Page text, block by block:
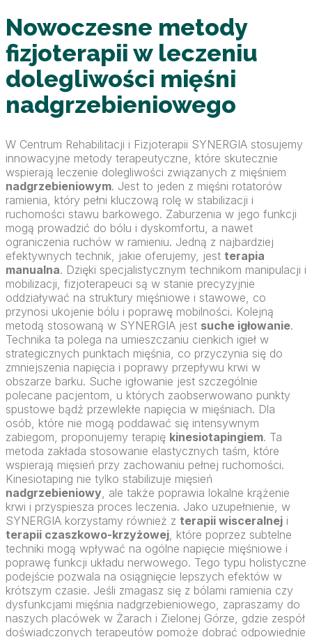
Nowoczesne metody
fizjoterapii w leczeniu
dolegliwości mięśni
nadgrzebieniowego
W Centrum Rehabilitacji i Fizjoterapii SYNERGIA stosujemy
innowacyjne metody terapeutyczne, które skutecznie
wspierają leczenie dolegliwości związanych z mięśniem
nadgrzebieniowym. Jest to jeden z mięśni rotatorów
ramienia, który pełni kluczową rolę w stabilizacji i
ruchomości stawu barkowego. Zaburzenia w jego funkcji
mogą prowadzić do bólu i dyskomfortu, a nawet
ograniczenia ruchów w ramieniu. Jedną z najbardziej
efektywnych technik, jakie oferujemy, jest terapia
manualna. Dzięki specjalistycznym technikom manipulacji i
mobilizacji, fizjoterapeuci są w stanie precyzyjnie
oddziaływać na struktury mięśniowe i stawowe, co
przynosi ukojenie bólu i poprawę mobilności. Kolejną
metodą stosowaną w SYNERGIA jest suche igłowanie.
Technika ta polega na umieszczaniu cienkich igieł w
strategicznych punktach mięśnia, co przyczynia się do
zmniejszenia napięcia i poprawy przepływu krwi w
obszarze barku. Suche igłowanie jest szczególnie
polecane pacjentom, u których zaobserwowano punkty
spustowe bądź przewlekłe napięcia w mięśniach. Dla
osób, które nie mogą poddawać się intensywnym
zabiegom, proponujemy terapię kinesiotapingiem. Ta
metoda zakłada stosowanie elastycznych taśm, które
wspierają mięsień przy zachowaniu pełnej ruchomości.
Kinesiotaping nie tylko stabilizuje mięsień
nadgrzebieniowy , ale także poprawia lokalne krążenie
krwi i przyspiesza proces leczenia. Jako uzupełnienie, w
SYNERGIA korzystamy również z terapii wisceralnej i
terapii czaszkowo-krzyżowej , które poprzez subtelne
techniki mogą wpływać na ogólne napięcie mięśniowe i
poprawę funkcji układu nerwowego. Tego typu holistyczne
podejście pozwala na osiągnięcie lepszych efektów w
krótszym czasie. Jeśli zmagasz się z bólami ramienia czy
dysfunkcjami mięśnia nadgrzebieniowego, zapraszamy do
naszych placówek w Żarach i Zielonej Górze, gdzie zespół
doświadczonych terapeutów pomoże dobrać odpowiednie